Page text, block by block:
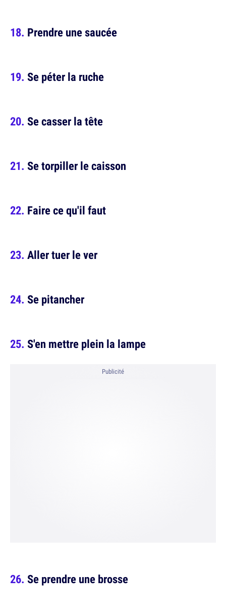
Prendre une saucée
Se péter la ruche
Se casser la tête
Se torpiller le caisson
Faire ce qu'il faut
Aller tuer le ver
Se pitancher
S'en mettre plein la lampe
Publicité
Se prendre une brosse